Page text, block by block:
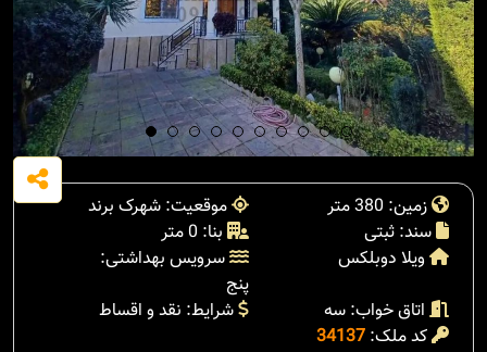
زمین: 380 متر
موقعیت: شهرک برند
سند: ثبتی
بنا: 0 متر
ویلا دوبلکس
سرویس بهداشتی:
پنج
اتاق خواب: سه
شرایط: نقد و اقساط
کد ملک: 34137